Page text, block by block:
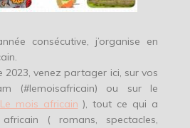
consécutive, j’organise en
2023, venez partager ici, sur vos
(#lemoisafricain) ou sur le
Le mois africain ), tout ce qui a
( romans, spectacles,